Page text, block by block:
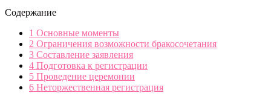
Содержание
1 Основные моменты
2 Ограничения возможности бракосочетания
3 Составление заявления
4 Подготовка к регистрации
5 Проведение церемонии
6 Неторжественная регистрация